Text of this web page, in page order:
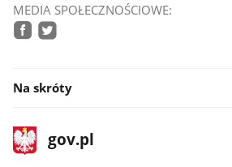
MEDIA SPOŁECZNOŚCIOWE:
Na skróty
stopka
gov.plStrona
gov.pl